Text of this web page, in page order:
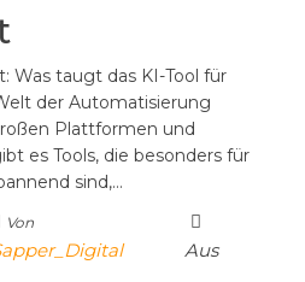
Was taugt das KI-Tool für
der Automatisierung
Plattformen und
es Tools, die besonders für
sind,…
Von
Aus